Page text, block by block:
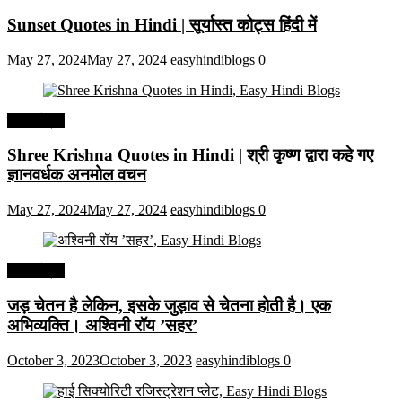
Sunset Quotes in Hindi | सूर्यास्त कोट्स हिंदी में
May 27, 2024May 27, 2024 easyhindiblogs 0
Shree Krishna Quotes in Hindi | श्री कृष्ण द्वारा कहे गए
ज्ञानवर्धक अनमोल वचन
May 27, 2024May 27, 2024 easyhindiblogs 0
जड़ चेतन है लेकिन, इसके जुड़ाव से चेतना होती है। एक
अभिव्यक्ति। अश्विनी रॉय ’सहर’
October 3, 2023October 3, 2023 easyhindiblogs 0